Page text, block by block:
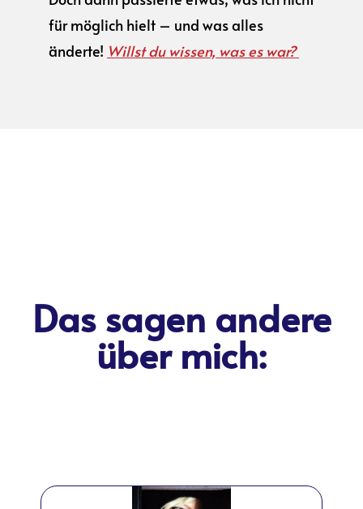
für möglich hielt – und was alles
änderte! Willst du wissen, was es war?
Das sagen andere
über mich: